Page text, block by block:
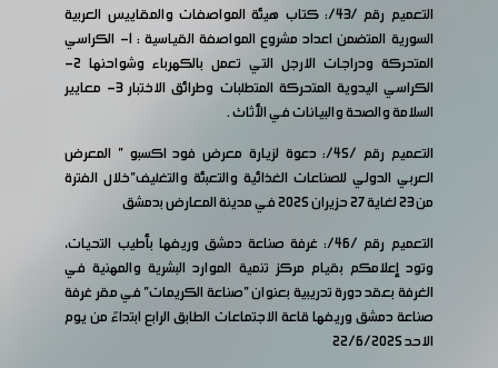
التعميم رقم /43/: كتاب هيئة المواصفات والمقاييس العربية
السورية المتضمن اعداد مشروع المواصفة القياسية : 1- الكراسي
المتحركة ودراجات الارجل التي تعمل بالكهرباء وشواحنها 2-
الكراسي اليدوية المتحركة المتطلبات وطرائق الاختبار 3- معايير
السلامة والصحة والبيانات في الأثاث .
التعميم رقم /45/: دعوة لزيارة معرض فود اكسبو " المعرض
العربي الدولي للصناعات الغذائية والتعبئة والتغليف"خلال الفترة
من 23 لغاية 27 حزيران 2025 في مدينة المعارض بدمشق
التعميم رقم /46/: غرفة صناعة دمشق وريفها بأطيب التحيات،
وتود إعلامكم بقيام مركز تنمية الموارد البشرية والمهنية في
الغرفة بعقد دورة تدريبية بعنوان "صناعة الكريمات" في مقر غرفة
صناعة دمشق وريفها قاعة الاجتماعات الطابق الرابع ابتداءً من يوم
الاحد 22/6/2025